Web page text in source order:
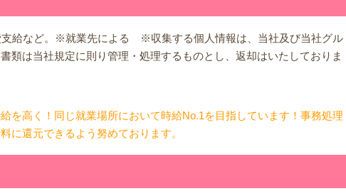
支給など。※就業先による ※収集する個人情報は、当社及び当社グル
類は当社規定に則り管理・処理するものとし、返却はいたしておりま
を高く！同じ就業場所において時給No.1を目指しています！事務処理
に還元できるよう努めております。